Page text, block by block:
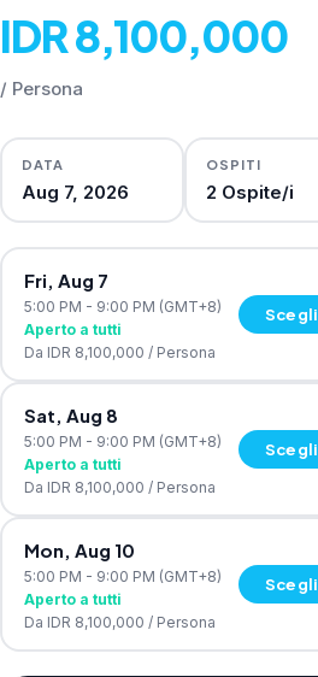
IDR 8,100,000
/ Persona
DATA
Aug 7, 2026
OSPITI
2 Ospite/i
Fri, Aug 7
5:00 PM - 9:00 PM (GMT+8)
Aperto a tutti
Da IDR 8,100,000 / Persona
Scegli
Sat, Aug 8
5:00 PM - 9:00 PM (GMT+8)
Aperto a tutti
Da IDR 8,100,000 / Persona
Scegli
Mon, Aug 10
5:00 PM - 9:00 PM (GMT+8)
Aperto a tutti
Da IDR 8,100,000 / Persona
Scegli